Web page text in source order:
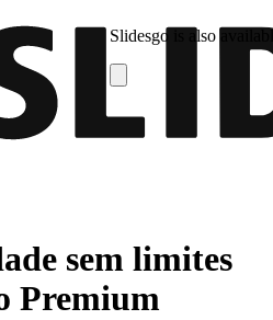
Slidesgo is also
sem limites
Premium